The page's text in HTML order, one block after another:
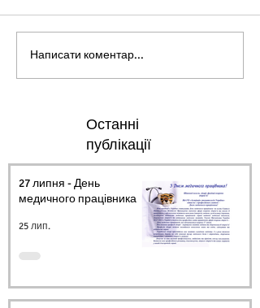
Написати коментар...
Останні
публікації
27 липня - День
медичного працівника.
25 лип.